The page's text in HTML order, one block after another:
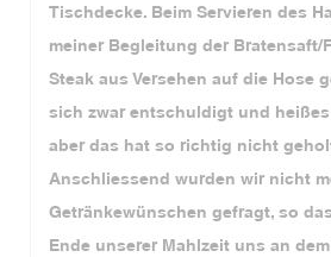
Tischdecke. Beim Servieren des
meiner Begleitung der Bratensaft/
Steak aus Versehen auf die Hose
sich zwar entschuldigt und heißes
aber das hat so richtig nicht
Anschliessend wurden wir nicht
Getränkewünschen gefragt, so
Ende unserer Mahlzeit uns an